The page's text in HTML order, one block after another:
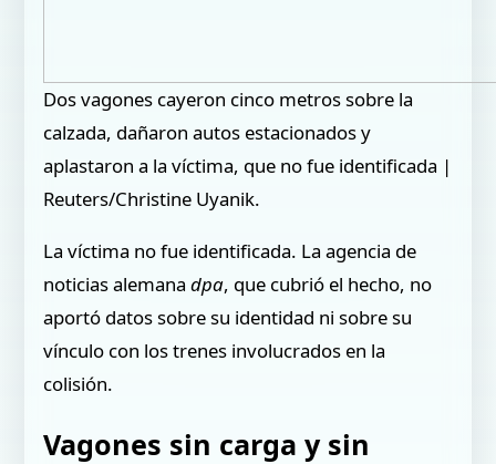
Dos vagones cayeron cinco metros sobre la
calzada, dañaron autos estacionados y
aplastaron a la víctima, que no fue identificada |
Reuters/Christine Uyanik.
La víctima no fue identificada. La agencia de
noticias alemanadpa, que cubrió el hecho, no
aportó datos sobre su identidad ni sobre su
vínculo con los trenes involucrados en la
colisión.
Vagones sin carga y sin